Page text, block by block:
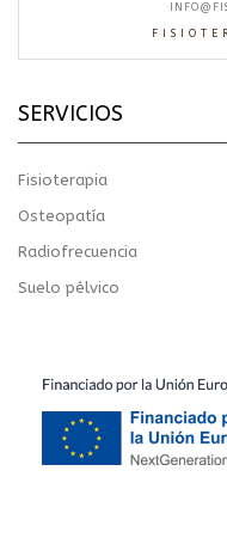
SERVICIOS
Fisioterapia
Osteopatía
Radiofrecuencia
Suelo pélvico